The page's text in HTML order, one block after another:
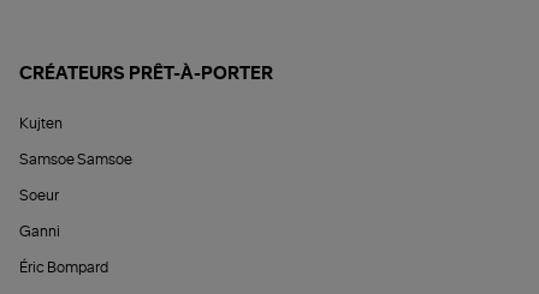
CRÉATEURS PRÊT-À-PORTER
Kujten
Samsoe Samsoe
Soeur
Ganni
Éric Bompard